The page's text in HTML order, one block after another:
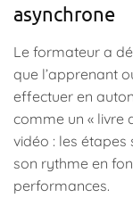
asynchrone
Le formateur a
que l’apprenant
effectuer en
comme un « livre
vidéo : les étapes
son rythme en
performances.